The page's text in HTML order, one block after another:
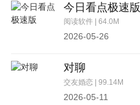
今日看点极速版
阅读软件 | 64.0M
2026-05-26
对聊
交友婚恋 | 99.14M
2026-05-11